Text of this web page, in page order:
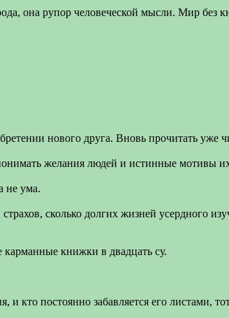
она рупор человеческой мысли. Мир без
нового друга. Вновь прочитать уже
желания людей и истинные мотивы
не ума.
сколько долгих жизней усердного
книжки в двадцать су.
и кто постоянно забавляется его листами,